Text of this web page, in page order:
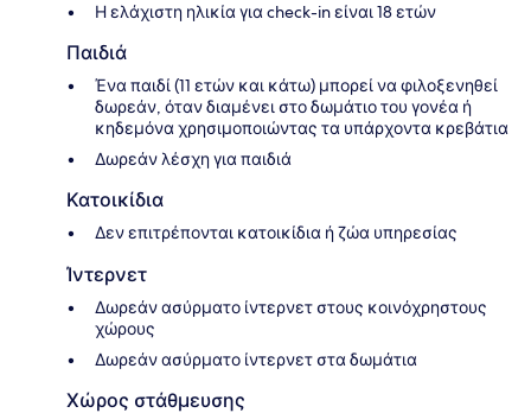
Η ελάχιστη ηλικία για check-in είναι 18 ετών
Παιδιά
Ένα παιδί (11 ετών και κάτω) μπορεί να φιλοξενηθεί
δωρεάν, όταν διαμένει στο δωμάτιο του γονέα ή
κηδεμόνα χρησιμοποιώντας τα υπάρχοντα κρεβάτια
Δωρεάν λέσχη για παιδιά
Κατοικίδια
Δεν επιτρέπονται κατοικίδια ή ζώα υπηρεσίας
Ίντερνετ
Δωρεάν ασύρματο ίντερνετ στους κοινόχρηστους
χώρους
Δωρεάν ασύρματο ίντερνετ στα δωμάτια
Χώρος στάθμευσης